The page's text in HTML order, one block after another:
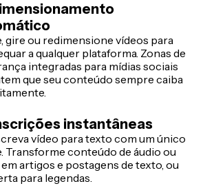
gire ou redimensione vídeos para
a qualquer plataforma. Zonas de
integradas para mídias sociais
que seu conteúdo sempre caiba
instantâneas
vídeo para texto com um único
Transforme conteúdo de áudio ou
artigos e postagens de texto, ou
para legendas.